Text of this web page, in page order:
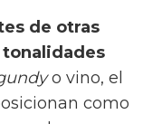
de otras
tonalidades
o vino, el
como